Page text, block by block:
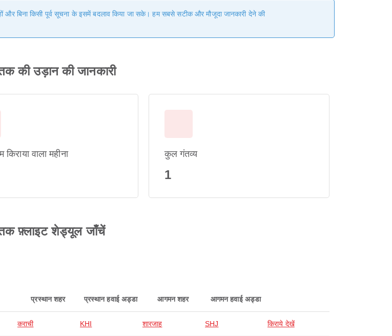
बिना किसी पूर्व सूचना के इसमें बदलाव किया जा सके। हम सबसे सटीक और मौजूदा जानकारी देने की
तक की उड़ान की जानकारी
वाला महीना कुल गंतव्य
1
तक फ़्लाइट शेड्यूल जाँचें
प्रस्थान शहर प्रस्थान हवाई अड्डा आगमन शहर आगमन हवाई अड्डा
कराची KHI शारजाह SHJ किराये देखें